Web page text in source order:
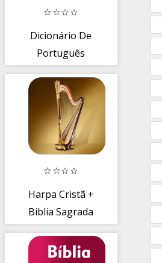
Dicionário De
Português
Harpa Cristã +
Biblia Sagrada